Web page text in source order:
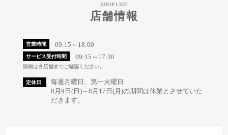
SHOP LIST
店舗情報
営業時間 09:15～18:00
サービス受付時間 09:15～17:30
詳細は各店舗までご確認ください。
定休日
毎週月曜日、第一火曜日
8月9日(日)～8月17日(月)の期間は休業とさせていた
だきます。